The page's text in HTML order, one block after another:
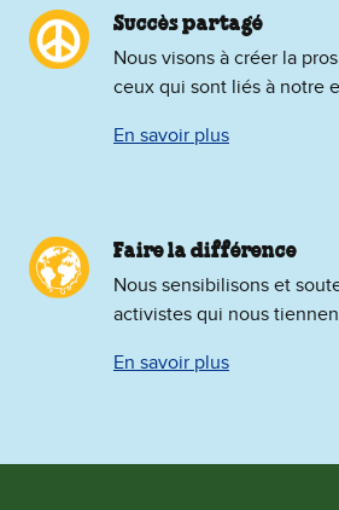
Succès partagé
Nous visons à créer la
ceux qui sont liés à notre
En savoir plus
Faire la différence
Nous sensibilisons et
activistes qui nous
En savoir plus